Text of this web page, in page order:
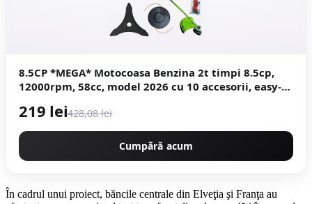
8.5CP *MEGA* Motocoasa Benzina 2t timpi 8.5cp,
12000rpm, 58cc, model 2026 cu 10 accesorii, easy-
219 lei428,08 lei
Cumpără acum
În cadrul unui proiect, băncile centrale din Elveţia şi Franţa au